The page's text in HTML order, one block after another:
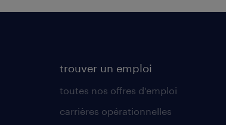
trouver un emploi
toutes nos offres d'emploi
carrières opérationnelles